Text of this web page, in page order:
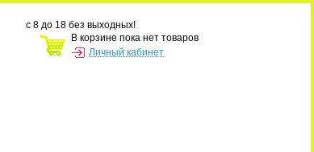
с 8 до 18 без выходных!
В корзине пока нет товаров
Личный кабинет